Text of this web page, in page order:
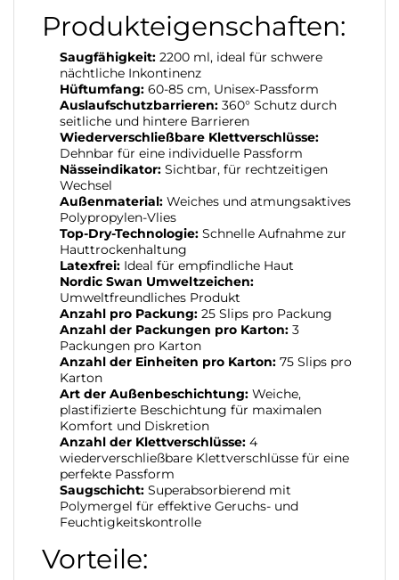
Produkteigenschaften:
Saugfähigkeit: 2200 ml, ideal für schwere
nächtliche Inkontinenz
Hüftumfang: 60-85 cm, Unisex-Passform
Auslaufschutzbarrieren: 360° Schutz durch
seitliche und hintere Barrieren
Wiederverschließbare Klettverschlüsse:
Dehnbar für eine individuelle Passform
Nässeindikator: Sichtbar, für rechtzeitigen
Wechsel
Außenmaterial: Weiches und atmungsaktives
Polypropylen-Vlies
Top-Dry-Technologie: Schnelle Aufnahme zur
Hauttrockenhaltung
Latexfrei: Ideal für empfindliche Haut
Nordic Swan Umweltzeichen:
Umweltfreundliches Produkt
Anzahl pro Packung: 25 Slips pro Packung
Anzahl der Packungen pro Karton: 3
Packungen pro Karton
Anzahl der Einheiten pro Karton: 75 Slips pro
Karton
Art der Außenbeschichtung: Weiche,
plastifizierte Beschichtung für maximalen
Komfort und Diskretion
Anzahl der Klettverschlüsse: 4
wiederverschließbare Klettverschlüsse für eine
perfekte Passform
Saugschicht: Superabsorbierend mit
Polymergel für effektive Geruchs- und
Feuchtigkeitskontrolle
Vorteile: